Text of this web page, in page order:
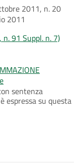
2011, n. 20
2011
91 Suppl. n. 7)
sentenza
espressa su questa